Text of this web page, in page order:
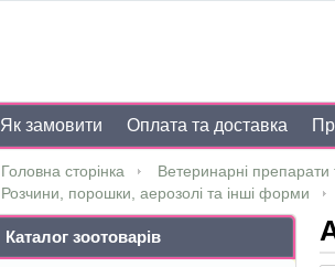
Як замовити Оплата та доставка
Головна сторінка
Ветеринарні препарати
Розчини, порошки, аерозолі та інші форми
Каталог зоотоварів